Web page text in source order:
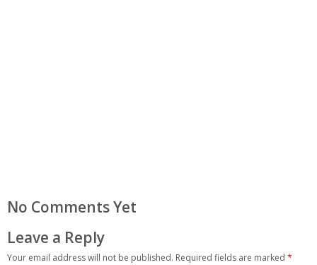
No Comments Yet
Leave a Reply
Your email address will not be published. Required fields are marked *